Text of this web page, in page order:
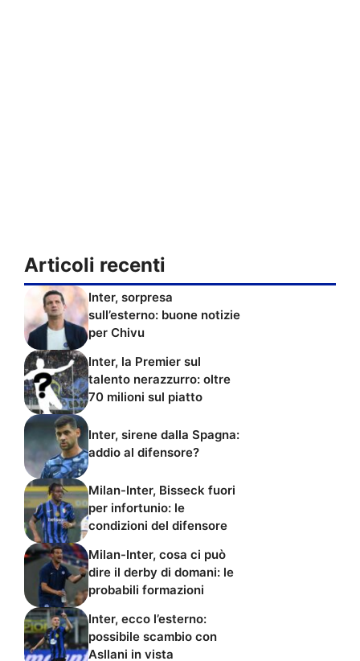
Articoli recenti
Inter, sorpresa
sull’esterno: buone notizie
per Chivu
Inter, la Premier sul
talento nerazzurro: oltre
70 milioni sul piatto
Inter, sirene dalla Spagna:
addio al difensore?
Milan-Inter, Bisseck fuori
per infortunio: le
condizioni del difensore
Milan-Inter, cosa ci può
dire il derby di domani: le
probabili formazioni
Inter, ecco l’esterno:
possibile scambio con
Asllani in vista